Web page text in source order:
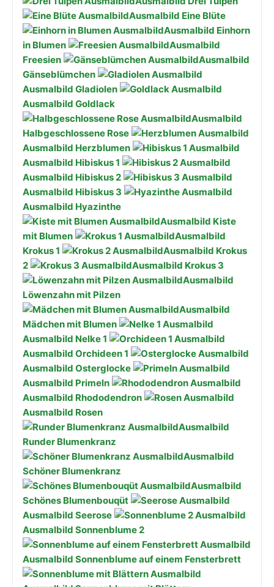
Ausmalbild Eine Blüte
Ausmalbild Einhorn
in Blumen
Ausmalbild
Freesien
Ausmalbild
Gänseblümchen
Ausmalbild Gladiolen
Ausmalbild Goldlack
Ausmalbild
Halbgeschlossene Rose
Ausmalbild Herzblumen
Ausmalbild Hibiskus 1
Ausmalbild Hibiskus 2
Ausmalbild Hibiskus 3
Ausmalbild Hyazinthe
Ausmalbild Kiste
mit Blumen
Ausmalbild
Krokus 1
Ausmalbild Krokus
2
Ausmalbild Krokus 3
Ausmalbild
Löwenzahn mit Pilzen
Ausmalbild
Mädchen mit Blumen
Ausmalbild Nelke 1
Ausmalbild Orchideen 1
Ausmalbild Osterglocke
Ausmalbild Primeln
Ausmalbild Rhododendron
Ausmalbild Rosen
Ausmalbild
Runder Blumenkranz
Ausmalbild
Schöner Blumenkranz
Ausmalbild
Schönes Blumenbouqüt
Ausmalbild Seerose
Ausmalbild Sonnenblume 2
Ausmalbild Sonnenblume auf einem Fensterbrett